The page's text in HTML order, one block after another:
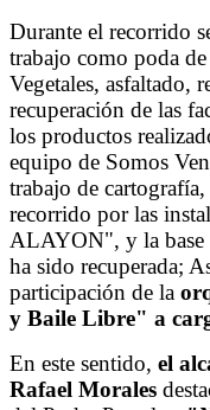
Durante el recorrido
trabajo como poda
Vegetales, asfaltado,
recuperación de las
los productos
equipo de Somos
trabajo de
recorrido por las
ALAYON", y la base
ha sido recuperada;
participación de la
y Baile Libre" a
En este sentido, el
Rafael Morales